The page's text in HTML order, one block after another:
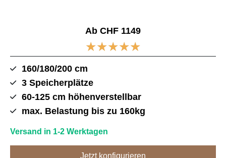
Ab CHF 1149
★★★★★
160/180/200 cm
3 Speicherplätze
60-125 cm höhenverstellbar
max. Belastung bis zu 160kg
Versand in 1-2 Werktagen
Jetzt konfigurieren